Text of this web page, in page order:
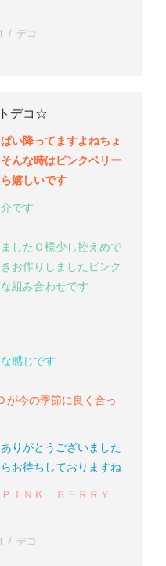
デコ
デコ☆
い降ってますよねちょ
んな時はピンクベリー
嬉しいです
です
したＯ様少し控えめで
お作りしました ピンク
組み合わせです
感じです
が今の季節に良く合っ
りがとうございました
お待ちしておりますね
ＩＮＫ ＢＥＲＲＹ
デコ